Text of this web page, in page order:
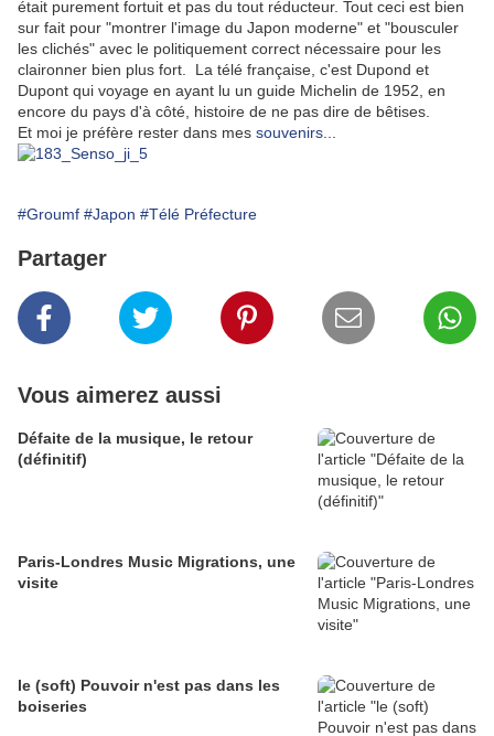
était purement fortuit et pas du tout réducteur. Tout ceci est bien
sur fait pour "montrer l'image du Japon moderne" et "bousculer
les clichés" avec le politiquement correct nécessaire pour les
claironner bien plus fort. La télé française, c'est Dupond et
Dupont qui voyage en ayant lu un guide Michelin de 1952, en
encore du pays d'à côté, histoire de ne pas dire de bêtises.
Et moi je préfère rester dans mes souvenirs
#Groumf #Japon #Télé Préfecture
Partager
Vous aimerez aussi
Défaite de la musique, le retour
(définitif)
Paris-Londres Music Migrations, une
visite
le (soft) Pouvoir n'est pas dans les
boiseries